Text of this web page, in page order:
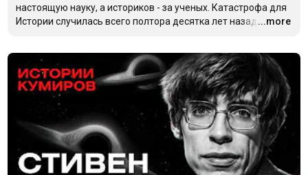
настоящую науку, а историков - за ученых. Катастрофа для
Истории случилась всего полтора десятка лет назад, с ...more